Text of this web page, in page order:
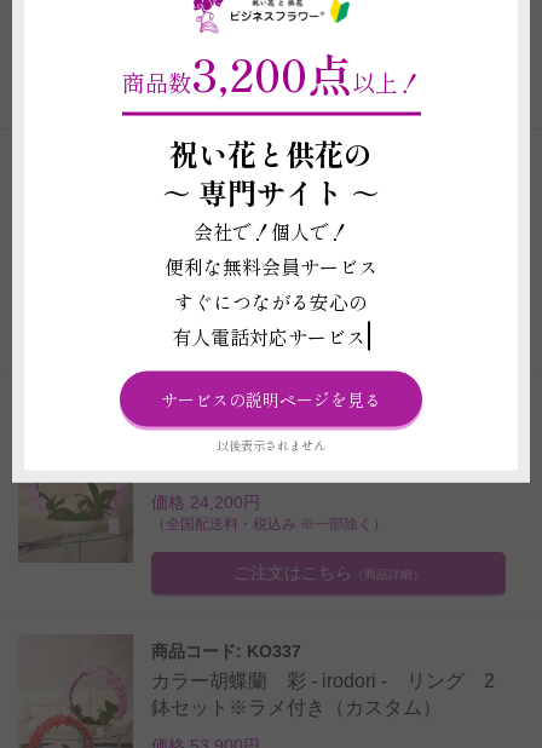
価格 24,200円
（全国配送料・税込み ※一部除く）
ご注文はこちら （商品詳細）
商品コード: KO335
カラー胡蝶蘭 彩 - irodori - リング 2
鉢セット（カスタム）
価格 47,300円
（全国配送料・税込み ※一部除く）
ご注文はこちら（商品詳細）
商品コード: KO307
カラー胡蝶蘭 彩 - irodori - リング（ピ
価格 24,200円
（全国配送料・税込み ※一部除く）
ご注文はこちら （商品詳細）
商品コード: KO337
カラー胡蝶蘭 彩 - irodori - リング 2
鉢セット※ラメ付き（カスタム）
商品数3,200点以上！
祝い花と供花の
～ 専門サイト ～
会社で！個人で！
便利な無料会員サービス
すぐにつながる安心の
有人電話対応サービス
サービスの説明ページを見る
以後表示されません